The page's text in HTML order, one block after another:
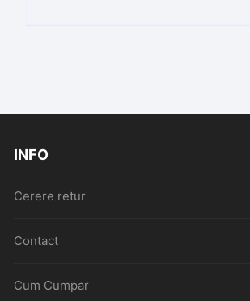
INFO
Cerere retur
Contact
Cum Cumpar